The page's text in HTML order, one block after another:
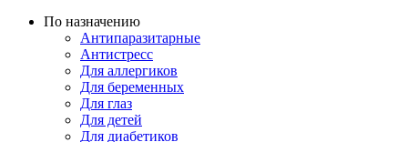
По назначению
Антипаразитарные
Антистресс
Для аллергиков
Для беременных
Для глаз
Для детей
Для диабетиков